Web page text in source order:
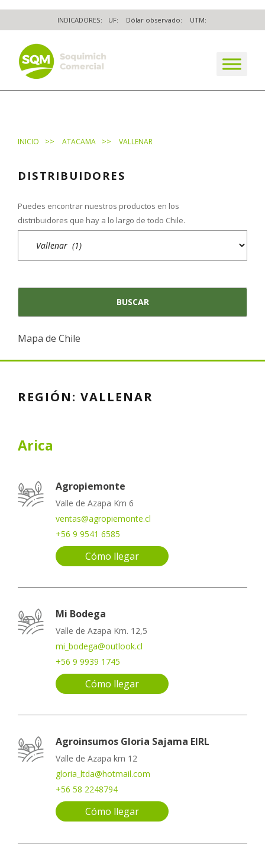
to
content
INDICADORES: UF: Dólar observado: UTM:
The worldwide business formula
INICIO >> ATACAMA >> VALLENAR
DISTRIBUIDORES
Puedes encontrar nuestros productos en los
distribuidores que hay a lo largo de todo Chile.
Mapa de Chile
REGIÓN: VALLENAR
Arica
Agropiemonte
Valle de Azapa Km 6
ventas@agropiemonte.cl
+56 9 9541 6585
Cómo llegar
Mi Bodega
Valle de Azapa Km. 12,5
mi_bodega@outlook.cl
+56 9 9939 1745
Cómo llegar
Agroinsumos Gloria Sajama EIRL
Valle de Azapa km 12
gloria_ltda@hotmail.com
+56 58 2248794
Cómo llegar